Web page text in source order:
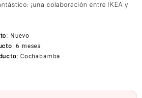
¡una colaboración entre IKEA y
: Nuevo
:6 meses
:Cochabamba